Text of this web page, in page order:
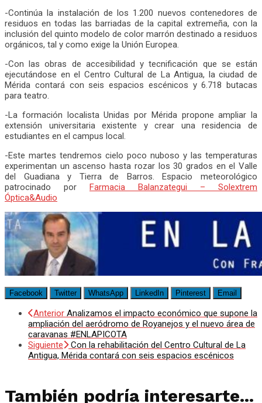
-Continúa la instalación de los 1.200 nuevos contenedores de
residuos en todas las barriadas de la capital extremeña, con la
inclusión del quinto modelo de color marrón destinado a residuos
orgánicos, tal y como exige la Unión Europea.
-Con las obras de accesibilidad y tecnificación que se están
ejecutándose en el Centro Cultural de La Antigua, la ciudad de
Mérida contará con seis espacios escénicos y 6.718 butacas
para teatro.
-La formación localista Unidas por Mérida propone ampliar la
extensión universitaria existente y crear una residencia de
estudiantes en el campus local.
-Este martes tendremos cielo poco nuboso y las temperaturas
experimentan un ascenso hasta rozar los 30 grados en el Valle
del Guadiana y Tierra de Barros. Espacio meteorológico
patrocinado por Farmacia Balanzategui – Solextrem
Óptica&Audio
Facebook Twitter WhatsApp LinkedIn Pinterest Email
Anterior Analizamos el impacto económico que supone la
ampliación del aeródromo de Royanejos y el nuevo área de
caravanas #ENLAPICOTA
Siguiente
Con la rehabilitación del Centro Cultural de La
Antigua, Mérida contará con seis espacios escénicos
También podría interesarte...